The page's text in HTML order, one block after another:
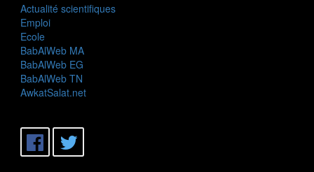
Actualité scientifiques
Emploi
Ecole
BabAlWeb MA
BabAlWeb EG
BabAlWeb TN
AwkatSalat.net